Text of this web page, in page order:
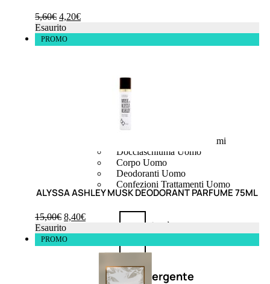
Detergente Viso Uomo
Dopobarba Uomo
Antieta Uomo
Anticaduta Uomo
Contorno Occhi Uomo
Bagnodoccia Uomo Profumi
Docciaschiuma Uomo
Corpo Uomo
Deodoranti Uomo
Confezioni Trattamenti Uomo
Antietà
Detergente
5,60€ 4,20€
Esaurito
PROMO
ALYSSA ASHLEY MUSK DEODORANT PARFUME 75ML
15,00€ 8,40€
Esaurito
PROMO